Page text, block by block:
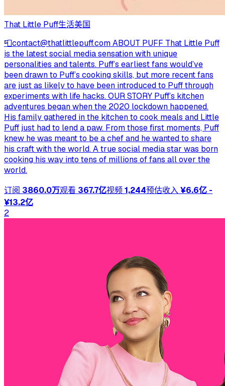
That Little Puff生活美国
📮contact@thatlittlepuff.comABOUT PUFF That Little Puff
is the latest social media sensation with unique
personalities and talents. Puff’s earliest fans would’ve
been drawn to Puff’s cooking skills, but more recent fans
are just as likely to have been introduced to Puff through
experiments with life hacks. OUR STORY Puff’s kitchen
adventures began when the 2020 lockdown happened.
His family gathered in the kitchen to cook meals and Little
Puff just had to lend a paw. From those first moments, Puff
knew he was meant to be a chef and he wanted to share
his craft with the world. A true social media star was born
cooking his way into tens of millions of fans all over the
world.
订阅 3860.0万观看 367.7亿视频1,244预估收入¥6.6亿 -
¥13.2亿
2